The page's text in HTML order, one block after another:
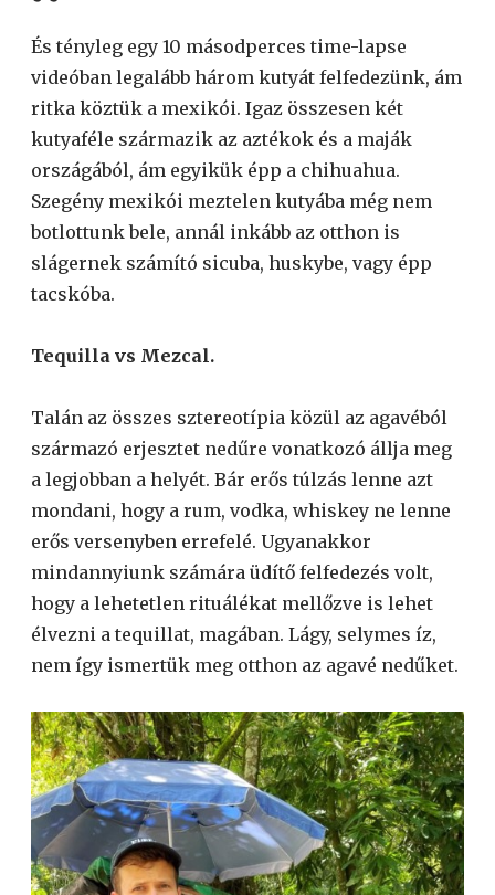
És tényleg egy 10 másodperces time-lapse
videóban legalább három kutyát felfedezünk, ám
ritka köztük a mexikói. Igaz összesen két
kutyaféle származik az aztékok és a maják
országából, ám egyikük épp a chihuahua.
Szegény mexikói meztelen kutyába még nem
botlottunk bele, annál inkább az otthon is
slágernek számító sicuba, huskybe, vagy épp
tacskóba.
Tequilla vs Mezcal.
Talán az összes sztereotípia közül az agavéból
származó erjesztet nedűre vonatkozó állja meg
a legjobban a helyét. Bár erős túlzás lenne azt
mondani, hogy a rum, vodka, whiskey ne lenne
erős versenyben errefelé. Ugyanakkor
mindannyiunk számára üdítő felfedezés volt,
hogy a lehetetlen rituálékat mellőzve is lehet
élvezni a tequillat, magában. Lágy, selymes íz,
nem így ismertük meg otthon az agavé nedűket.